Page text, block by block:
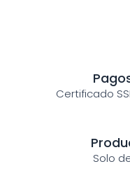
Certificado
Solo